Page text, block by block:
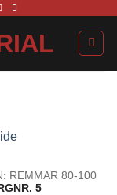
REMMAR 80-100
5